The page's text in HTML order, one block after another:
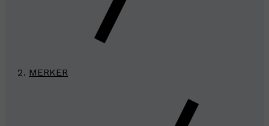
MERKER